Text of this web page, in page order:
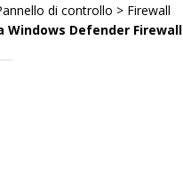
di controllo > Firewall
Defender Firewall